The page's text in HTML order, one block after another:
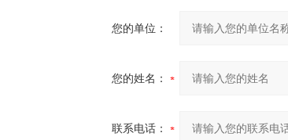
您的单位：
您的姓名：
联系电话：